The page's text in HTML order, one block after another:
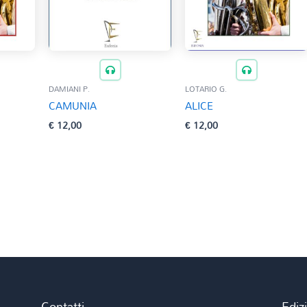
DAMIANI P.
CAMUNIA
€12,00
LOTARIO G.
ALICE
€12,00